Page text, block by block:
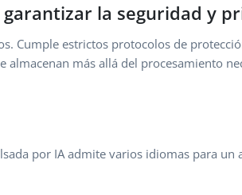
la seguridad y
Cumple estrictos protocolos de
almacenan más allá del procesamiento
por IA admite varios idiomas para un